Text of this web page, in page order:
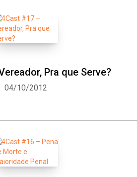
Pra que Serve?
04/10/2012